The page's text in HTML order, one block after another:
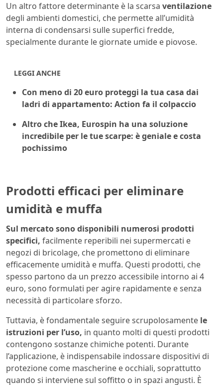
Un altro fattore determinante è la scarsa ventilazione
degli ambienti domestici, che permette all’umidità
interna di condensarsi sulle superfici fredde,
specialmente durante le giornate umide e piovose.
LEGGI ANCHE
Con meno di 20 euro proteggi la tua casa dai
ladri di appartamento: Action fa il colpaccio
Altro che Ikea, Eurospin ha una soluzione
incredibile per le tue scarpe: è geniale e costa
pochissimo
Prodotti efficaci per eliminare
umidità e muffa
Sul mercato sono disponibili numerosi prodotti
specifici, facilmente reperibili nei supermercati e
negozi di bricolage, che promettono di eliminare
efficacemente umidità e muffa. Questi prodotti, che
spesso partono da un prezzo accessibile intorno ai 4
euro, sono formulati per agire rapidamente e senza
necessità di particolare sforzo.
Tuttavia, è fondamentale seguire scrupolosamente le
istruzioni per l’uso, in quanto molti di questi prodotti
contengono sostanze chimiche potenti. Durante
l’applicazione, è indispensabile indossare dispositivi di
protezione come mascherine e occhiali, soprattutto
quando si interviene sul soffitto o in spazi angusti. È